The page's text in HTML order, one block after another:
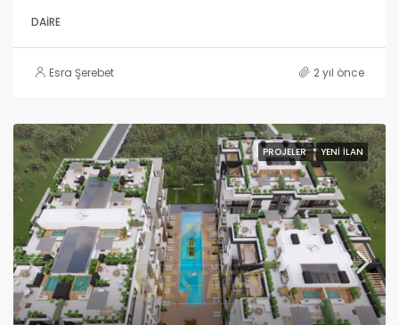
DAIRE
Esra Şerebet 2 yıl önce
PROJELER YENI İLAN